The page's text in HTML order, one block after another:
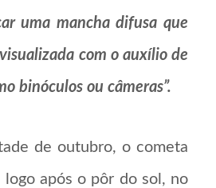
uma mancha difusa que
com o auxílio de
binóculos ou câmeras”.
de outubro, o cometa
após o pôr do sol, no